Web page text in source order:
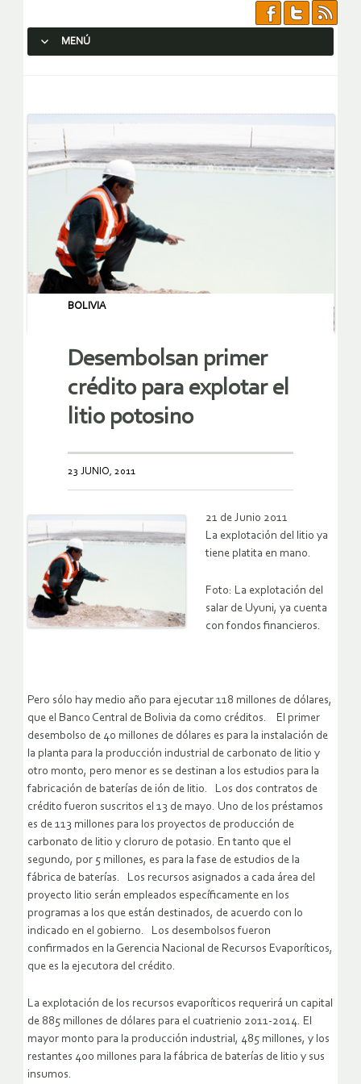
MENÚ
BOLIVIA
Desembolsan primer
crédito para explotar el
litio potosino
23 JUNIO, 2011
21 de Junio 2011
La explotación del litio ya
tiene platita en mano.
Foto: La explotación del
salar de Uyuni, ya cuenta
con fondos financieros.
Pero sólo hay medio año para ejecutar 118 millones de dólares,
que el Banco Central de Bolivia da como créditos. El primer
desembolso de 40 millones de dólares es para la instalación de
la planta para la producción industrial de carbonato de litio y
otro monto, pero menor es se destinan a los estudios para la
fabricación de baterías de ión de litio. Los dos contratos de
crédito fueron suscritos el 13 de mayo. Uno de los préstamos
es de 113 millones para los proyectos de producción de
carbonato de litio y cloruro de potasio. En tanto que el
segundo, por 5 millones, es para la fase de estudios de la
fábrica de baterías. Los recursos asignados a cada área del
proyecto litio serán empleados específicamente en los
programas a los que están destinados, de acuerdo con lo
indicado en el gobierno. Los desembolsos fueron
confirmados en la Gerencia Nacional de Recursos Evaporíticos,
que es la ejecutora del crédito.
La explotación de los recursos evaporíticos requerirá un capital
de 885 millones de dólares para el cuatrienio 2011-2014. El
mayor monto para la producción industrial, 485 millones, y los
restantes 400 millones para la fábrica de baterías de litio y sus
insumos.